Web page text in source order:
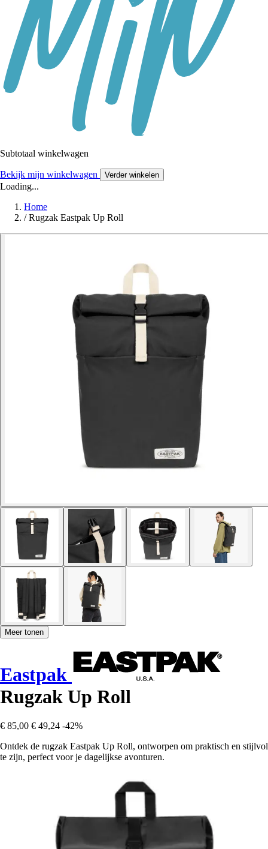
Subtotaal winkelwagen
Bekijk mijn winkelwagen Verder winkelen
Loading...
Home
/ Rugzak Eastpak Up Roll
Meer tonen
Eastpak
Rugzak Up Roll
€ 85,00 € 49,24 -42%
Ontdek de rugzak Eastpak Up Roll, ontworpen om praktisch en stijlvol
te zijn, perfect voor je dagelijkse avonturen.